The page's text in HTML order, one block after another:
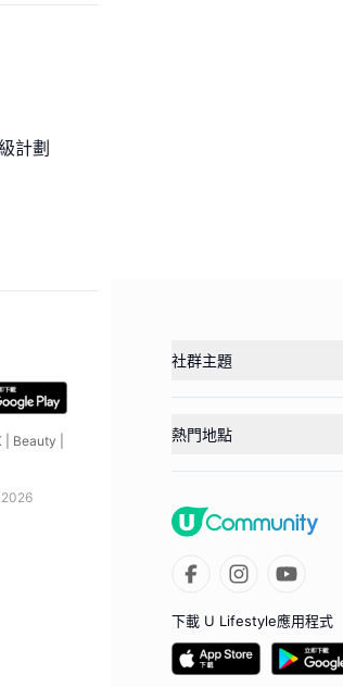
計劃
Beauty
2026
社群主題
熱門地點
下載 U Lifestyle應用程式